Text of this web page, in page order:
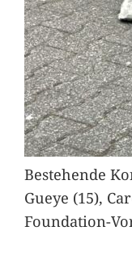
Bestehende
Gueye (15),
Foundation-